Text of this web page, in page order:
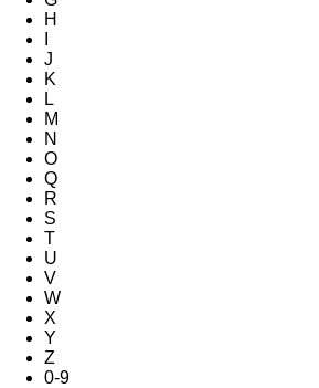
H
J
K
L
M
N
O
Q
R
S
T
U
V
W
X
Y
Z
0-9